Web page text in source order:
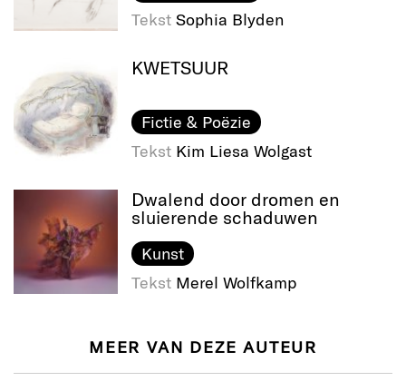
Tekst Sophia Blyden
KWETSUUR
Fictie & Poëzie
Tekst Kim Liesa Wolgast
Dwalend door dromen en
sluierende schaduwen
Kunst
Tekst Merel Wolfkamp
MEER VAN DEZE AUTEUR